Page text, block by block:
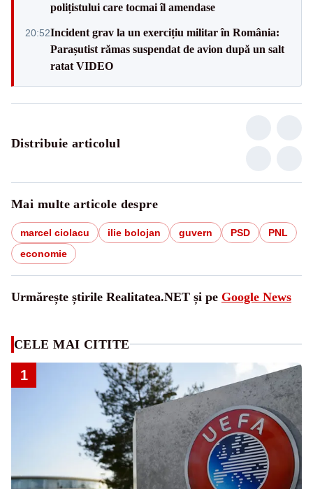
polițistului care tocmai îl amendase
20:52Incident grav la un exercițiu militar în România:
Parașutist rămas suspendat de avion după un salt
ratat VIDEO
Distribuie articolul
Mai multe articole despre
marcel ciolacu ilie bolojan guvern PSD
PNL
economie
Urmărește știrile Realitatea.NET și pe Google News
CELE MAI CITITE
1